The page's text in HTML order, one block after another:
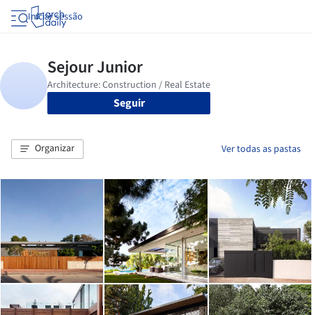
Iniciar sessão
Seguir
Organizar Ver todas as pastas